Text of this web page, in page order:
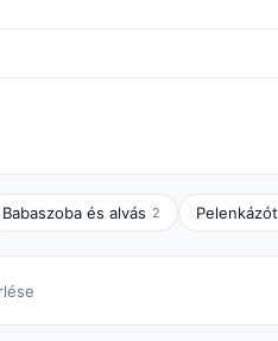
Babaszoba és alvás 2